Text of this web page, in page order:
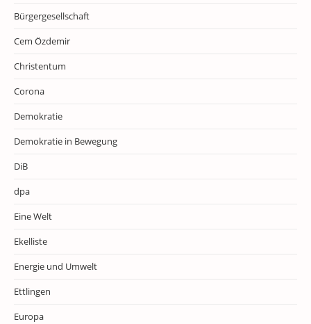
Bürgergesellschaft
Cem Özdemir
Christentum
Corona
Demokratie
Demokratie in Bewegung
DiB
dpa
Eine Welt
Ekelliste
Energie und Umwelt
Ettlingen
Europa